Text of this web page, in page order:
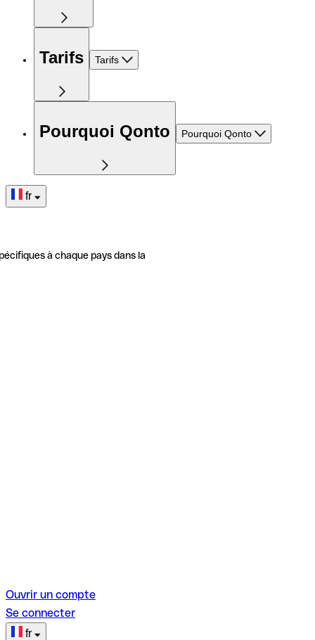
Tarifs Tarifs
Pourquoi Qonto Pourquoi Qonto
fr
à chaque pays dans la
Ouvrir un compte
Se connecter
fr